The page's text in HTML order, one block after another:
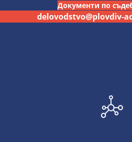
Документи по
delovodstvo@plovdiv-